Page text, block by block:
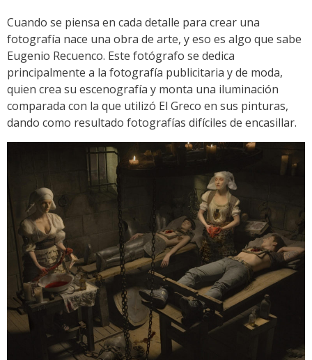
Cuando se piensa en cada detalle para crear una
fotografía nace una obra de arte, y eso es algo que sabe
Eugenio Recuenco. Este fotógrafo se dedica
principalmente a la fotografía publicitaria y de moda,
quien crea su escenografía y monta una iluminación
comparada con la que utilizó El Greco en sus pinturas,
dando como resultado fotografías difíciles de encasillar.